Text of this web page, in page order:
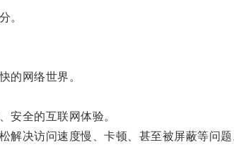
。
网络世界。
全的互联网体验。
决访问速度慢、卡顿、甚至被屏蔽等问题